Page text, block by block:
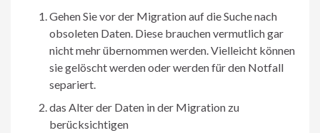
Gehen Sie vor der Migration auf die Suche nach
obsoleten Daten. Diese brauchen vermutlich gar
nicht mehr übernommen werden. Vielleicht können
sie gelöscht werden oder werden für den Notfall
separiert.
das Alter der Daten in der Migration zu
berücksichtigen